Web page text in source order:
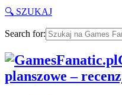
🔍 SZUKAJ
Search for:
planszowe –